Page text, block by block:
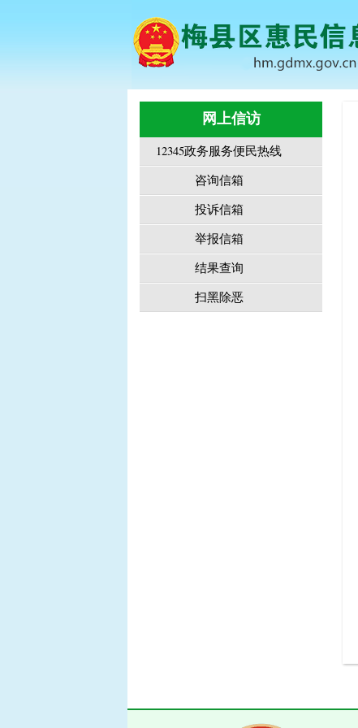
网上信访
12345政务服务便民热线
咨询信箱
投诉信箱
举报信箱
结果查询
扫黑除恶